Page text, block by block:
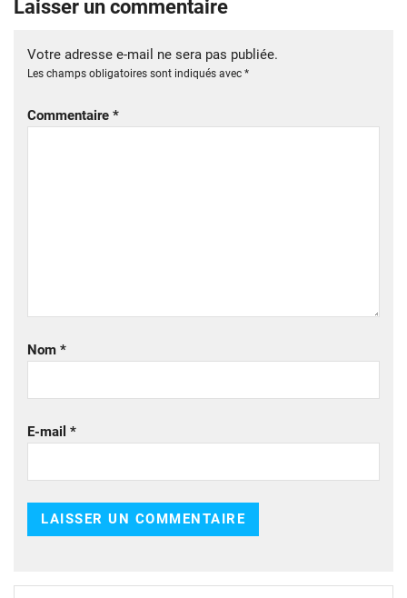
Laisser un commentaire
Votre adresse e-mail ne sera pas publiée.
Les champs obligatoires sont indiqués avec *
Commentaire *
Nom *
E-mail *